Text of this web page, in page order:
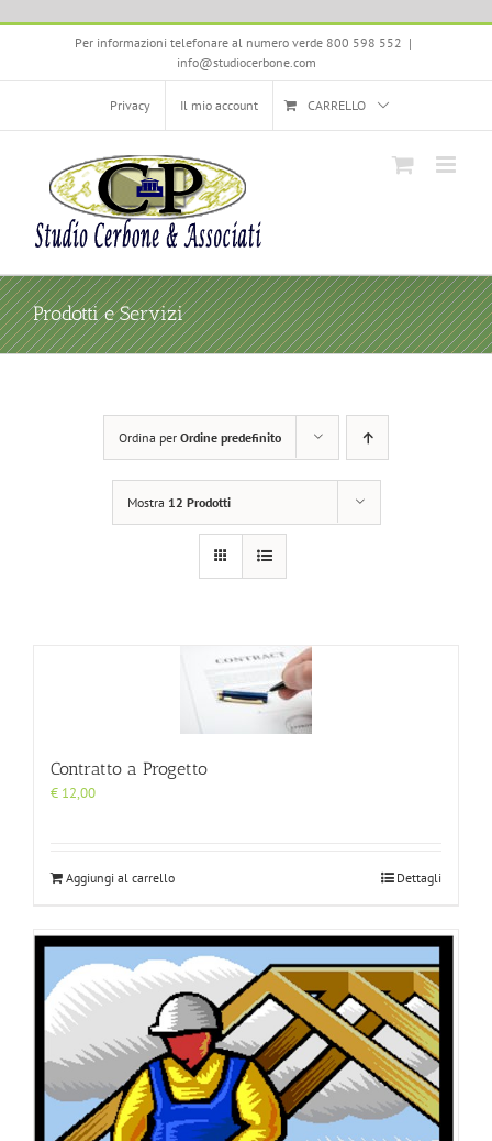
Salta
Per informazioni telefonare al numero verde 800 598 552 |
info@studiocerbone.com
Privacy Il mio account CARRELLO
Prodotti e Servizi
Ordina per Ordine predefinito
Mostra 12 Prodotti
Contratto a Progetto
€ 12,00
Aggiungi al carrello Dettagli